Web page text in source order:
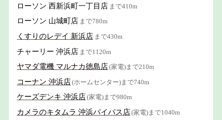
ローソン 西新浜町一丁目店 まで410m
ローソン 山城町店 まで780m
くすりのレデイ 新浜店 まで430m
チャーリー 沖浜店 まで1120m
ヤマダ電機 マルナカ徳島店(家電)まで210m
コーナン 沖浜店(ホームセンター)まで740m
ケーズデンキ 沖浜店(家電)まで980m
カメラのキタムラ 沖浜バイパス店(家電)まで1040m